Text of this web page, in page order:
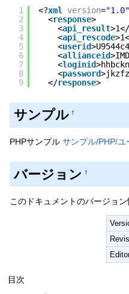
1
2
3
4
5
6
7
8
9
<?xml version="1.0"
<response>
<api_result>1</
<api_rescode
<userid
<allianceid
<loginid
<password
</response>
サンプル †
PHPサンプルサンプル/PHP/
バージョン †
このドキュメントのバージョン
目次